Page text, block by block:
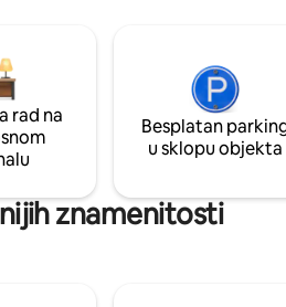
rad na
Besplatan
u sklopu objekta
znamenitosti